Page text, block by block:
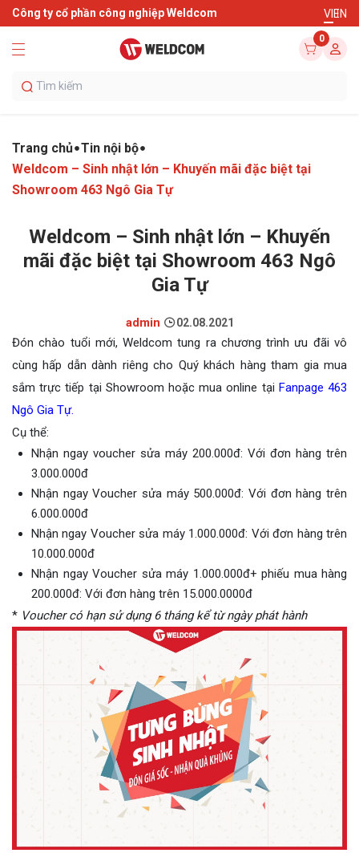
Công ty cổ phần công nghiệp Weldcom VIEN
0
Trang chủ Tin nội bộ
Weldcom – Sinh nhật lớn – Khuyến mãi đặc biệt tại
Showroom 463 Ngô Gia Tự
Weldcom – Sinh nhật lớn – Khuyến
mãi đặc biệt tại Showroom 463 Ngô
Gia Tự
admin 02.08.2021
Đón chào tuổi mới, Weldcom tung ra chương trình ưu đãi vô
cùng hấp dẫn dành riêng cho Quý khách hàng tham gia mua
sắm trực tiếp tại Showroom hoặc mua online tại Fanpage 463
Ngô Gia Tự.
Cụ thể:
Nhận ngay voucher sửa máy 200.000đ: Với đơn hàng trên
3.000.000đ
Nhận ngay Voucher sửa máy 500.000đ: Với đơn hàng trên
6.000.000đ
Nhận ngay Voucher sửa máy 1.000.000đ: Với đơn hàng trên
10.000.000đ
Nhận ngay Voucher sửa máy 1.000.000đ+ phiếu mua hàng
200.000đ: Với đơn hàng trên 15.000.0000đ
* Voucher có hạn sử dụng 6 tháng kể từ ngày phát hành